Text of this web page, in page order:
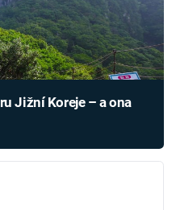
Jižní Koreje – a ona